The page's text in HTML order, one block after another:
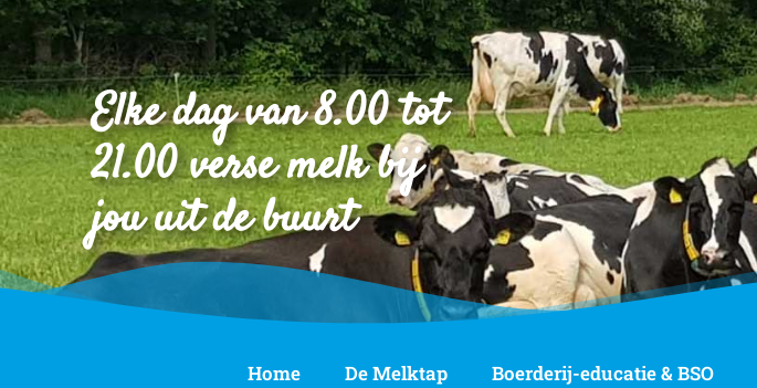
Elke dag van 8.00 tot
21.00 verse melk bij
jou uit de buurt
Home De Melktap Boerderij-educatie & BSO